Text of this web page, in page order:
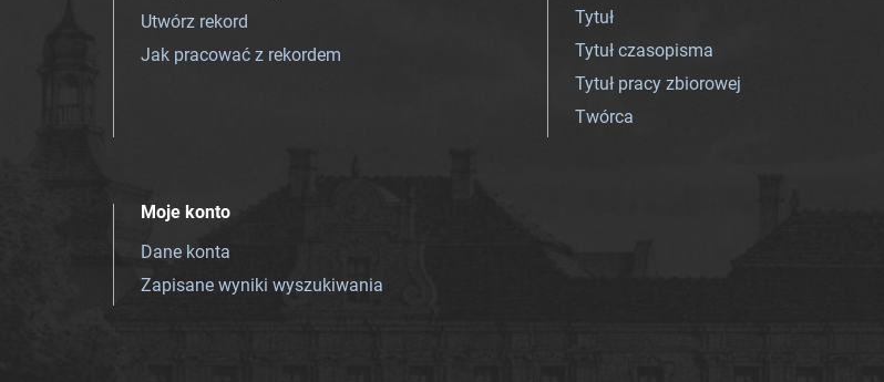
Utwórz rekord
Jak pracować z rekordem
Tytuł
Tytuł czasopisma
Tytuł pracy zbiorowej
Twórca
Moje konto
Dane konta
Zapisane wyniki wyszukiwania